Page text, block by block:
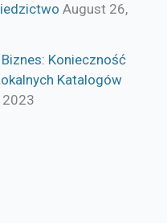
August 26,
Konieczność
Katalogów
2023